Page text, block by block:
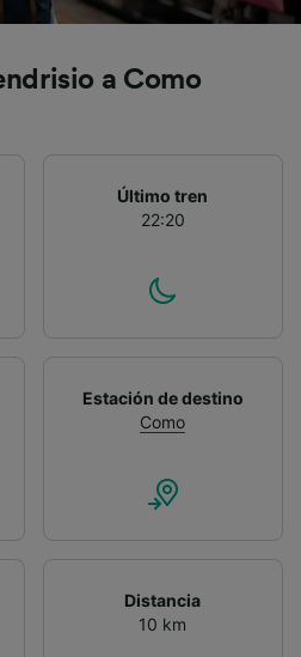
a Como
Último tren
22:20
Estación de destino
Como
Distancia
10 km
investigación de